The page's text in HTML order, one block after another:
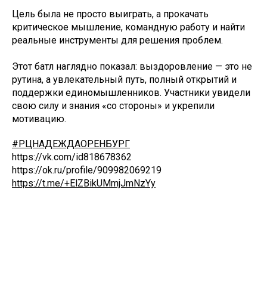
Цель была не просто выиграть, а прокачать
критическое мышление, командную работу и найти
реальные инструменты для решения проблем.
Этот батл наглядно показал: выздоровление — это не
рутина, а увлекательный путь, полный открытий и
поддержки единомышленников. Участники увидели
свою силу и знания «со стороны» и укрепили
мотивацию.
#РЦНАДЕЖДАОРЕНБУРГ
https://vk.com/id818678362
https://ok.ru/profile/909982069219
https://t.me/+ElZBikUMmjJmNzYy